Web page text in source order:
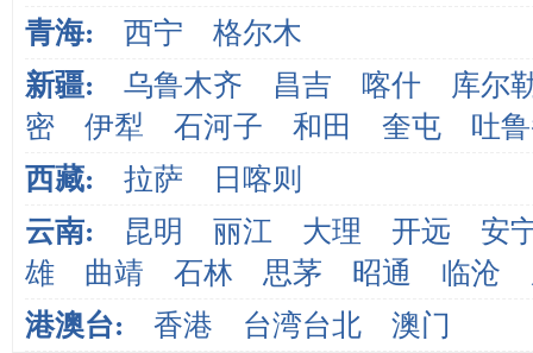
青海:
西宁
格尔木
新疆:
乌鲁木齐 昌吉 喀什
库尔
密
伊犁 石河子 和田 奎屯
吐
西藏:
拉萨
日喀则
云南:
昆明 丽江 大理 开远
安
雄
曲靖 石林 思茅 昭通 临沧
港澳台:
香港 台湾台北 澳门